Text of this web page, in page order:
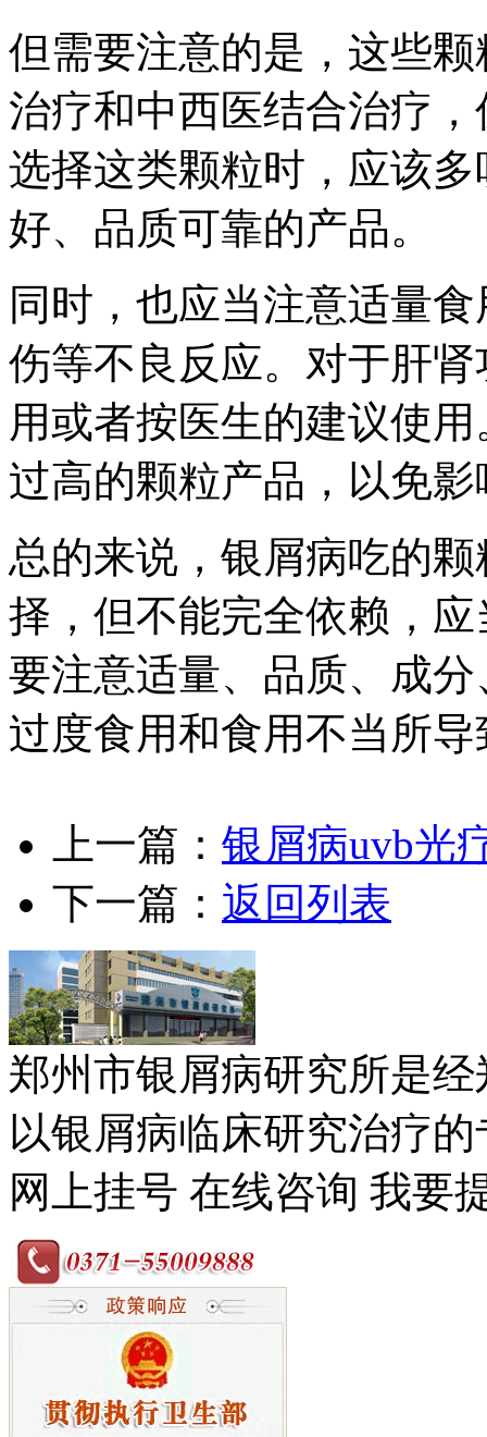
但需要注意的是，这些
治疗和中西医结合治疗
选择这类颗粒时，应该
好、品质可靠的产品。
同时，也应当注意适量
伤等不良反应。对于肝
用或者按医生的建议使
过高的颗粒产品，以免
总的来说，银屑病吃的
择，但不能完全依赖，
要注意适量、品质、成
过度食用和食用不当所
上一篇： 银屑病uvb光
下一篇： 返回列表
郑州市银屑病研究所是
以银屑病临床研究治疗
网上挂号 在线咨询 我要